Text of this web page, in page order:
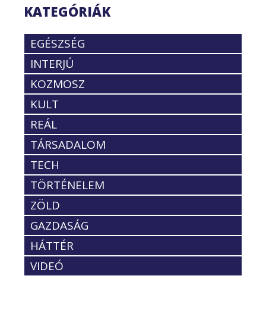
KATEGÓRIÁK
EGÉSZSÉG
INTERJÚ
KOZMOSZ
KULT
REÁL
TÁRSADALOM
TECH
TÖRTÉNELEM
ZÖLD
GAZDASÁG
HÁTTÉR
VIDEÓ